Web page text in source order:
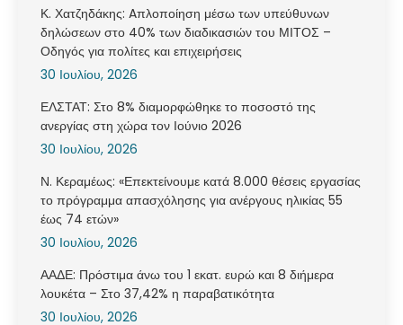
Κ. Χατζηδάκης: Aπλοποίηση μέσω των υπεύθυνων
δηλώσεων στο 40% των διαδικασιών του ΜΙΤΟΣ –
Οδηγός για πολίτες και επιχειρήσεις
30 Ιουλίου, 2026
ΕΛΣΤΑΤ: Στο 8% διαμορφώθηκε το ποσοστό της
ανεργίας στη χώρα τον Ιούνιο 2026
30 Ιουλίου, 2026
Ν. Κεραμέως: «Επεκτείνουμε κατά 8.000 θέσεις εργασίας
το πρόγραμμα απασχόλησης για ανέργους ηλικίας 55
έως 74 ετών»
30 Ιουλίου, 2026
ΑΑΔΕ: Πρόστιμα άνω του 1 εκατ. ευρώ και 8 διήμερα
λουκέτα – Στο 37,42% η παραβατικότητα
30 Ιουλίου, 2026